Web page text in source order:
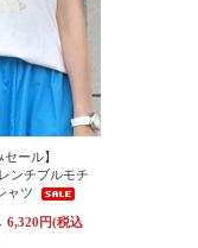
ール】
ンチブルモチ
ャツ
6,320円(税込